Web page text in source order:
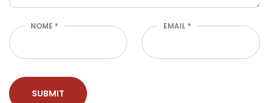
NOME * EMAIL *